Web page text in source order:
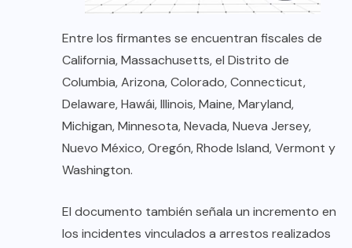
Entre los firmantes se encuentran fiscales de
California, Massachusetts, el Distrito de
Columbia, Arizona, Colorado, Connecticut,
Delaware, Hawái, Illinois, Maine, Maryland,
Michigan, Minnesota, Nevada, Nueva Jersey,
Nuevo México, Oregón, Rhode Island, Vermont y
Washington.
El documento también señala un incremento en
los incidentes vinculados a arrestos realizados